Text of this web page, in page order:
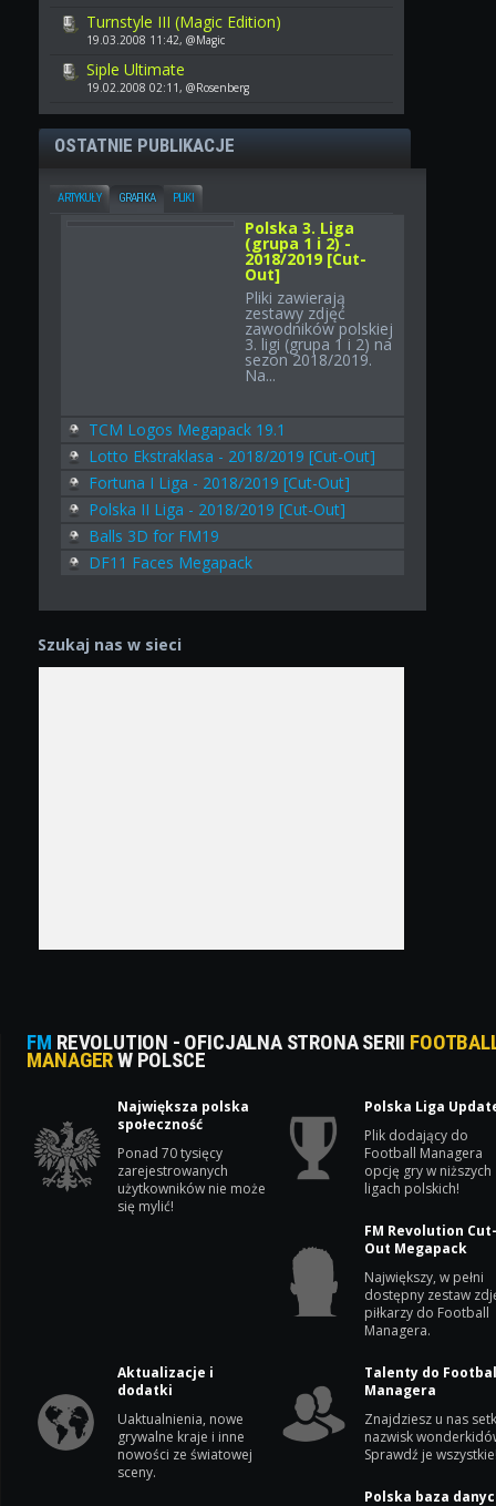
Turnstyle III (Magic Edition)
19.03.2008 11:42, @Magic
Siple Ultimate
19.02.2008 02:11, @Rosenberg
OSTATNIE PUBLIKACJE
ARTYKUŁY GRAFIKA PLIKI
Polska 3. Liga
(grupa 1 i 2) -
2018/2019 [Cut-
Out]
Pliki zawierają
zestawy zdjęć
zawodników polskiej
3. ligi (grupa 1 i 2) na
sezon 2018/2019.
Na...
TCM Logos Megapack 19.1
Lotto Ekstraklasa - 2018/2019 [Cut-Out]
Fortuna I Liga - 2018/2019 [Cut-Out]
Polska II Liga - 2018/2019 [Cut-Out]
Balls 3D for FM19
DF11 Faces Megapack
Szukaj nas w sieci
FM REVOLUTION - OFICJALNA STRONA SERII
MANAGERW POLSCE
Największa polska
społeczność
Ponad 70 tysięcy
zarejestrowanych
użytkowników nie może
się mylić!
Polska Liga
Plik dodający do
Football Managera
opcję gry w niższych
ligach polskich!
FM Revolution
Out Megapack
Największy, w pełni
dostępny zestaw
piłkarzy do Football
Managera.
Aktualizacje i
dodatki
Uaktualnienia, nowe
grywalne kraje i inne
nowości ze światowej
sceny.
Talenty do
Managera
Znajdziesz u nas
nazwisk
Sprawdź je
Polska baza